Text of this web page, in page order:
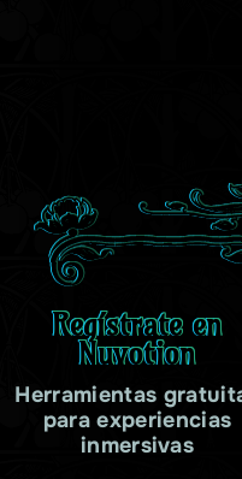
Regístrate en
Nuvotion
Herramientas
para experiencias
inmersivas